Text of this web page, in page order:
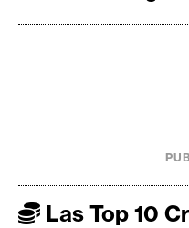
Las Top 10